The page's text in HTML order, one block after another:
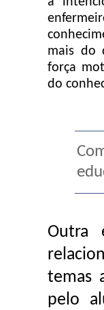
mais do
força
do
Outra
temas
pelo